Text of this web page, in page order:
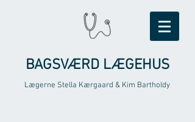
BAGSVÆRD LÆGEHUS
Lægerne Stella Kærgaard & Kim Bartholdy